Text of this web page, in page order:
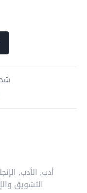
أدب, الأدب,
التشويق